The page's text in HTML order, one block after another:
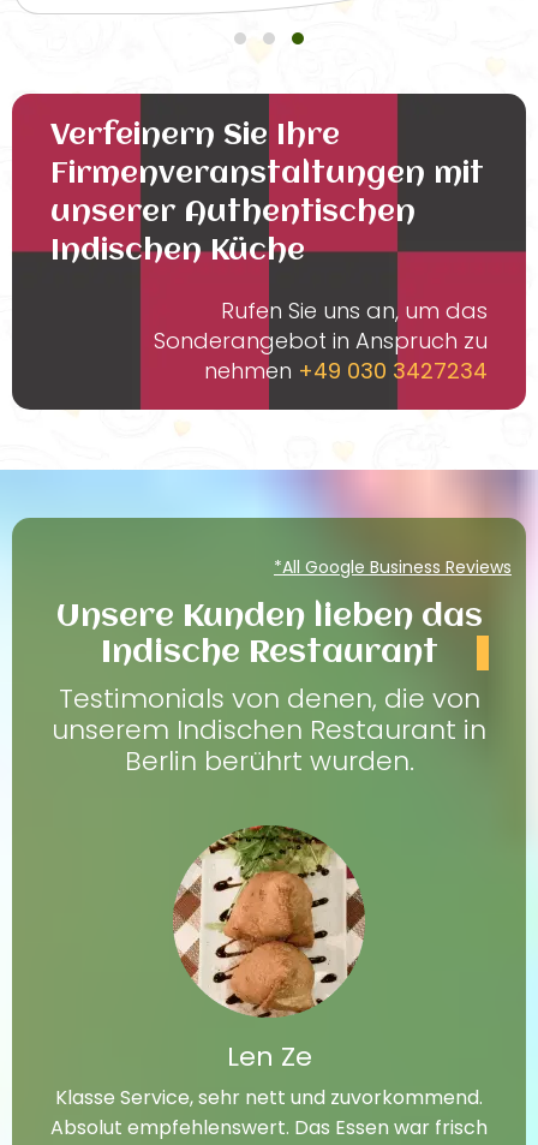
Verfeinern Sie Ihre
Firmenveranstaltungen mit
unserer Authentischen
Indischen Küche
Rufen Sie uns an, um das
Sonderangebot in Anspruch zu
nehmen +49 030 3427234
*All Google Business Reviews
Unsere Kunden lieben das
Indische Restaurant
Testimonials von denen, die von
unserem Indischen Restaurant in
Berlin berührt wurden.
Len Ze
Klasse Service, sehr nett und zuvorkommend.
Absolut empfehlenswert. Das Essen war frisch